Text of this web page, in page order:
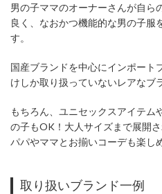
男の子ママのオーナーさんが自ら
良く、なおかつ機能的な男の子服
す。
国産ブランドを中心にインポート
けしか取り扱っていないレアなブ
もちろん、ユニセックスアイテム
の子もOK！大人サイズまで展開
パパやママとお揃いコーデも楽し
取り扱いブランド一例